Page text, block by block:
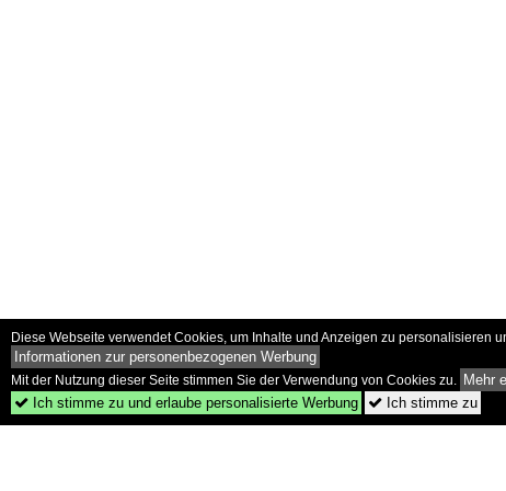
Diese Webseite verwendet Cookies, um Inhalte und Anzeigen zu
Informationen zur personenbezogenen Werbung
Mit der Nutzung dieser Seite stimmen Sie der Verwendung von Cookies zu. Mehr
 Ich stimme zu und erlaube personalisierte Werbung  Ich stimme zu